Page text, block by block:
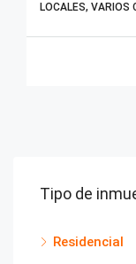
LOCALES, VARIOS
Tipo de
Residencial